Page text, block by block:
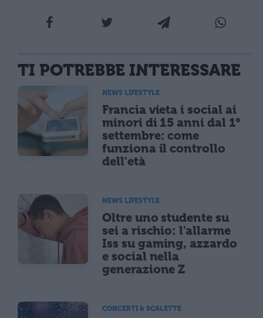
TI POTREBBE INTERESSARE
NEWS LIFESTYLE
Francia vieta i social ai
minori di 15 anni dal 1°
settembre: come
funziona il controllo
dell'età
NEWS LIFESTYLE
Oltre uno studente su
sei a rischio: l'allarme
Iss su gaming, azzardo
e social nella
generazione Z
CONCERTI & SCALETTE